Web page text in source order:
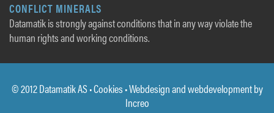
CONFLICT MINERALS
Datamatik is strongly against conditions that in any way violate the
human rights and working conditions.
© 2012 Datamatik AS •Cookies • Webdesign and webdevelopment by
Increo